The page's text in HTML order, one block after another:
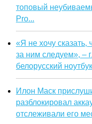
топовый
Pro...
«Я не хочу
за ним следуем», –
белорусский
Илон Маск
разблокировал
отслеживали его